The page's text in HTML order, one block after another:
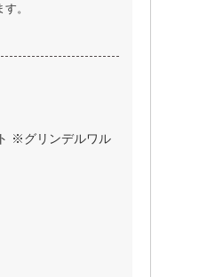
。
※グリンデルワル